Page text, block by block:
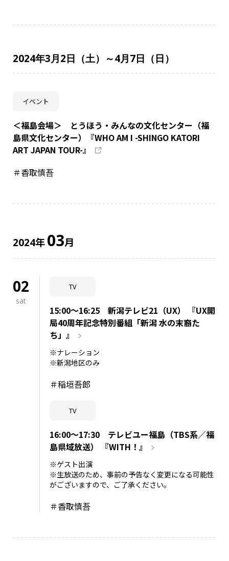
2024年3月2日（土）～4月7日（日）
イベント
＜福島会場＞ とうほう・みんなの文化センター（福
島県文化センター）『WHO AM I -SHINGO KATORI
ART JAPAN TOUR-』
＃香取慎吾
2024年03月
02
sat
TV
15:00～16:25 新潟テレビ21（UX） 『UX開
局40周年記念特別番組「新潟 水の末裔た
ち」』
※ナレーション
※新潟地区のみ
＃稲垣吾郎
TV
16:00～17:30 テレビユー福島（TBS系／福
島県域放送） 『WITH！』
※ゲスト出演
※生放送のため、事前の予告なく変更になる可能性
がございますので、ご了承ください。
＃香取慎吾